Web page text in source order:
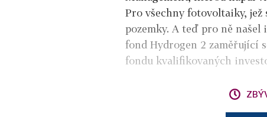
Pro všechny fotovoltaiky, jež
pozemky. A teď pro ně
fond Hydrogen 2 zaměřující
fondu kvalifikovaných